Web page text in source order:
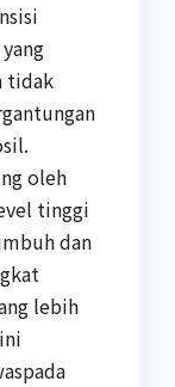
tidak
oleh
tinggi
dan
lebih